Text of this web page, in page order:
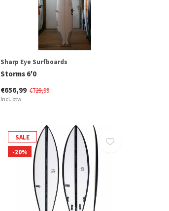
Sharp Eye Surfboards
Storms 6'0
€656,99 €729,99
Incl. btw
SALE
-20%